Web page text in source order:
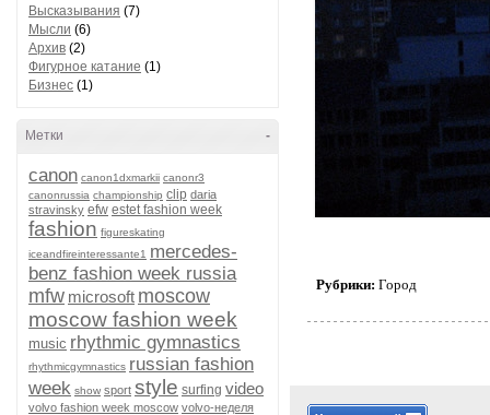
Высказывания (7)
Мысли (6)
Архив (2)
Фигурное катание (1)
Бизнес (1)
-
Метки
canon canon1dxmarkii canonr3
canonrussia championship clip daria
stravinsky efw estet fashion week
fashion figureskating
iceandfireinteressante1 mercedes-
benz fashion week russia
mfw microsoft moscow
moscow fashion week
music rhythmic gymnastics
rhythmicgymnastics russian fashion
week show sport style surfing video
volvo fashion week moscow volvo-неделя
Рубрики: Город